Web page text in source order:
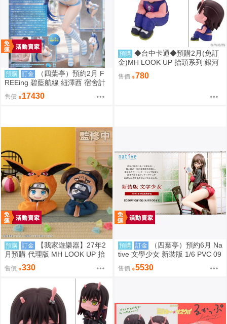
預購 訂金
（四葉亭）預約2月 F
REEing 碧藍航線 紐澤西 宿舍計
劃Ver.1/3 PVC 0917
售價 17430
預購 ◆台中卡通◆預購2月(免訂
金)MH LOOK UP 抬頭系列 銀河
特急Milky☆Subway 鐵多 0813
售價 780
預購 訂金
【我家遊樂器】27年2
月預購 代理版 MH LOOK UP 抬
頭系列 火影忍者 疾風傳 斗篷 2款
可選 不含公仔
售價 330
預購 訂金
（四葉亭）預約6月 Na
tive 文學少女 新裝版 1/6 PVC 09
售價 5530